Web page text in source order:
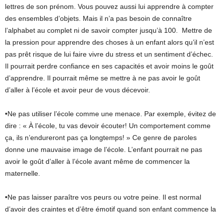
lettres de son prénom. Vous pouvez aussi lui apprendre à compter
des ensembles d’objets. Mais il n’a pas besoin de connaître
l’alphabet au complet ni de savoir compter jusqu’à 100. Mettre de
la pression pour apprendre des choses à un enfant alors qu’il n’est
pas prêt risque de lui faire vivre du stress et un sentiment d’échec.
Il pourrait perdre confiance en ses capacités et avoir moins le goût
d’apprendre. Il pourrait même se mettre à ne pas avoir le goût
d’aller à l’école et avoir peur de vous décevoir.
•Ne pas utiliser l’école comme une menace. Par exemple, évitez de
dire : « À l’école, tu vas devoir écouter! Un comportement comme
ça, ils n’endureront pas ça longtemps! » Ce genre de paroles
donne une mauvaise image de l’école. L’enfant pourrait ne pas
avoir le goût d’aller à l’école avant même de commencer la
maternelle.
•Ne pas laisser paraître vos peurs ou votre peine. Il est normal
d’avoir des craintes et d’être émotif quand son enfant commence la